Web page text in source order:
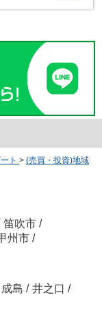
ト > (売買・投資)地域
笛吹市 /
州市 /
成島 / 井之口 /